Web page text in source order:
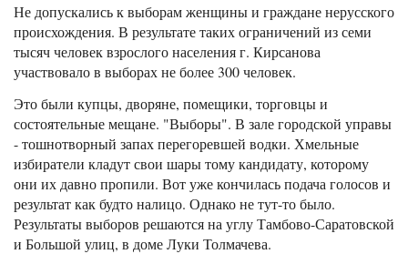
Не допускались к выборам женщины и граждане нерусского
происхождения. В результате таких ограничений из семи
тысяч человек взрослого населения г. Кирсанова
участвовало в выборах не более 300 человек.
Это были купцы, дворяне, помещики, торговцы и
состоятельные мещане. "Выборы". В зале городской управы
- тошнотворный запах перегоревшей водки. Хмельные
избиратели кладут свои шары тому кандидату, которому
они их давно пропили. Вот уже кончилась подача голосов и
результат как будто налицо. Однако не тут-то было.
Результаты выборов решаются на углу Тамбово-Саратовской
и Большой улиц, в доме Луки Толмачева.